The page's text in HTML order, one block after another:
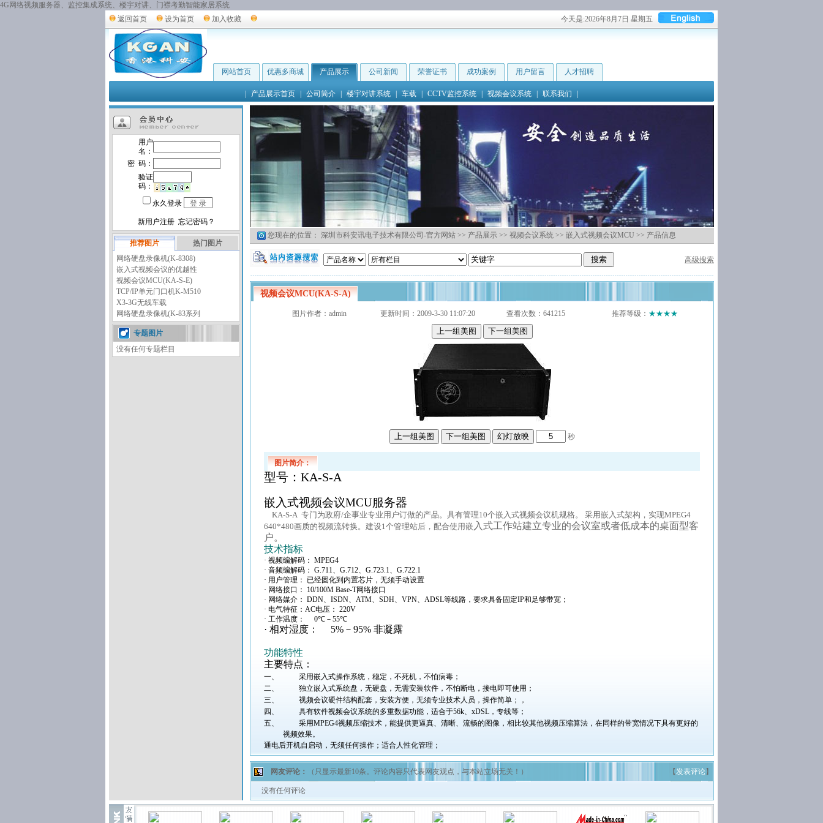
4G网络视频服务器、监控集成系统、楼宇对讲、门襟考勤智能家居系统
返回首页
设为首页 加入收藏 今天是:2026年8月7日 星期五
网站首页 优惠多商城 产品展示 公司新闻 荣誉证书 成功案例 用户留言 人才招聘
产品展示首页 公司简介 楼宇对讲系统 车载 CCTV监控系统 视频会议系统 联系我们
推荐图片
热门图片
网络硬盘录像机(K-8308)
嵌入式视频会议的优越性
视频会议MCU(KA-S-E)
TCP/IP单元门口机K-M510
X3-3G无线车载
网络硬盘录像机(K-83系列
专题图片
没有任何专题栏目
您现在的位置： 深圳市科安讯电子技术有限公司-官方网站 >> 产品展示 >> 视频会议系统 >> 嵌入式视频会议MCU >> 产品信息
高级搜索
视频会议MCU(KA-S-A)
图片作者： admin 更新时间：2009-3-30 11:07:20 查看次数：641215 推荐等级： ★★★★
秒
图片简介：
型号： KA-S-A
嵌入式视频会议MCU服务器
KA-S-A 专门为政府/企事业专业用户订做的产品。具有管理10个嵌入式视频会议机规格。 采用嵌入式架构，实现MPEG4
640*480画质的视频流转换。建设1个管理站后，配合使用嵌 入式工作站建立专业的会议室或者低成本的桌面型客
户。
技术指标
· 视频编解码： MPEG4
· 音频编解码： G.711、 G.712、 G.723.1、 G.722.1
· 用户管理：
已经固化到内置芯片，无须手动设置
· 网络接口： 10/100M Base-T网络接口
· 网络媒介： DDN、 ISDN、 ATM、 SDH、 VPN、 ADSL等线路，要求具备固定IP和足够带宽；
· 电气特征： AC电压： 220V
· 工作温度： 0℃ － 55℃
· 相对湿度： 5% － 95% 非凝露
功能特性
主要特点：
一、
采用嵌入式操作系统，稳定，不死机，不怕病毒；
二、
独立嵌入式系统盘，无硬盘，无需安装软件，不怕断电，接电即可使用；
三、
视频会议硬件结构配套，安装方便，无须专业技术人员，操作简单；
，
四、
具有软件视频会议系统的多重数据功能，适合于56k、 xDSL ，专线等；
五、
采用MPEG4视频压缩技术， 能提供更逼真、清晰、流畅的图像， 相比较其他视频压缩算法，在同样的带宽情况下具有更好的
视频效果。
通电后开机自启动，无须任何操作；适合人性化管理；
网友评论： （只显示最新10条。评论内容只代表网友观点，与本站立场无关！） 【发表评论】
没有任何评论